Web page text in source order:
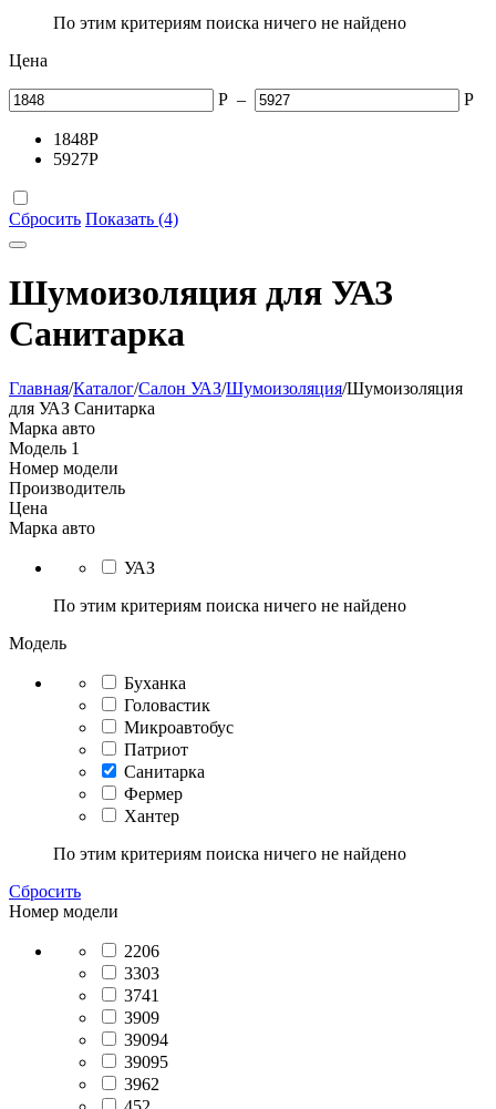
По этим критериям поиска ничего не найдено
Цена
Р – Р
1848Р
5927Р
Сбросить Показать (4)
Шумоизоляция для УАЗ
Санитарка
Главная/Каталог/Салон УАЗ/Шумоизоляция/Шумоизоляция
для УАЗ Санитарка
Марка авто
Модель 1
Номер модели
Производитель
Цена
Марка авто
УАЗ
По этим критериям поиска ничего не найдено
Модель
Буханка
Головастик
Микроавтобус
Патриот
Санитарка
Фермер
Хантер
По этим критериям поиска ничего не найдено
Сбросить
Номер модели
2206
3303
3741
3909
39094
39095
3962